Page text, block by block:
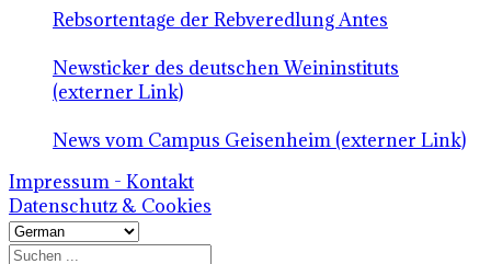
Rebsortentage der Rebveredlung Antes
Newsticker des deutschen Weininstituts
(externer Link)
News vom Campus Geisenheim (externer Link)
Impressum - Kontakt
Datenschutz & Cookies